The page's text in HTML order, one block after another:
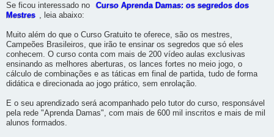
Se ficou interessado no
Curso Aprenda Damas: os segredos dos
Mestres , leia abaixo:
Muito além do que o Curso Gratuito te oferece, são os mestres,
Campeões Brasileiros, que irão te ensinar os segredos que só eles
conhecem. O curso conta com mais de 200 vídeo aulas exclusivas
ensinando as melhores aberturas, os lances fortes no meio jogo, o
cálculo de combinações e as táticas em final de partida, tudo de forma
didática e direcionada ao jogo prático, sem enrolação.
E o seu aprendizado será acompanhado pelo tutor do curso, responsável
pela rede "Aprenda Damas", com mais de 600 mil inscritos e mais de mil
alunos formados.